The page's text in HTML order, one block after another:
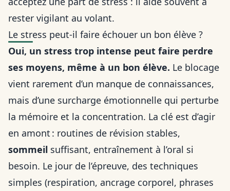
rester vigilant au volant.
Le stress peut-il faire échouer un bon élève ?
Oui, un stress trop intense peut faire perdre
ses moyens, même à un bon élève. Le blocage
vient rarement d’un manque de connaissances,
mais d’une surcharge émotionnelle qui perturbe
la mémoire et la concentration. La clé est d’agir
en amont : routines de révision stables,
sommeil suffisant, entraînement à l’oral si
besoin. Le jour de l’épreuve, des techniques
simples (respiration, ancrage corporel, phrases